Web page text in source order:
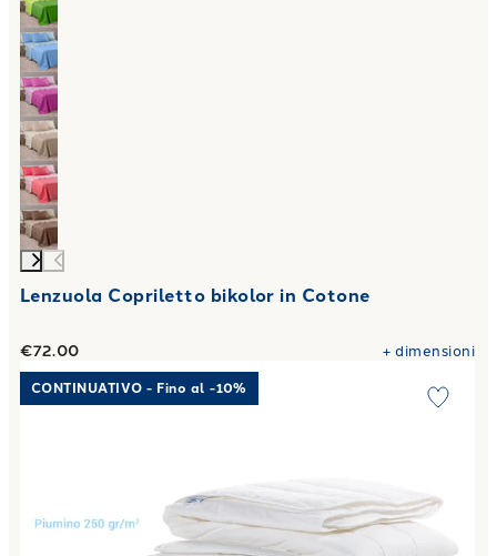
Lenzuola Copriletto bikolor in Cotone
€72.00 +dimensioni
Link to "Piumone sofy quattro stagioni in Cotone 350 gr/
CONTINUATIVO - Fino al -10%